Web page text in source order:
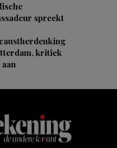
spreekt
kritiek